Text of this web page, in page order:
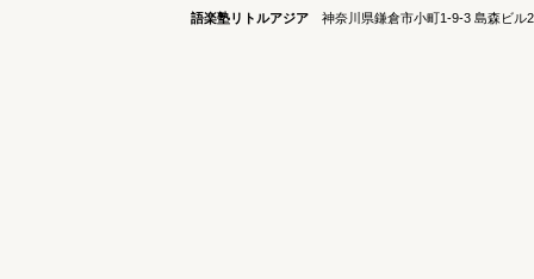
語楽塾リトルアジア 神奈川県鎌倉市小町1-9-3 島森ビル